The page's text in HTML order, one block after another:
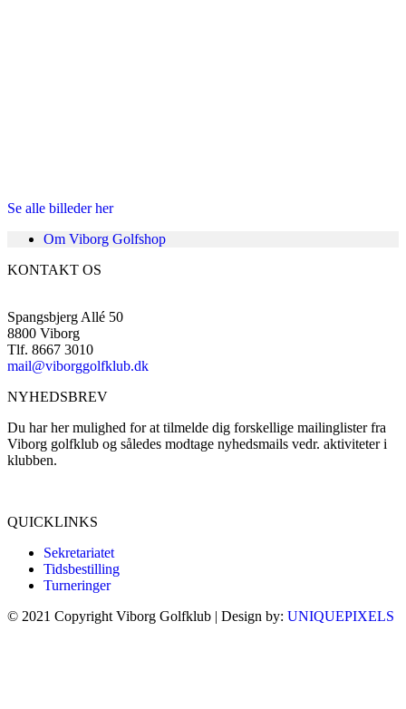
Se alle billeder her
Om Viborg Golfshop
KONTAKT OS
Spangsbjerg Allé 50
8800 Viborg
Tlf. 8667 3010
mail@viborggolfklub.dk
NYHEDSBREV
Du har her mulighed for at tilmelde dig forskellige mailinglister fra
Viborg golfklub og således modtage nyhedsmails vedr. aktiviteter i
klubben.
QUICKLINKS
Sekretariatet
Tidsbestilling
Turneringer
© 2021 Copyright Viborg Golfklub | Design by: UNIQUEPIXELS